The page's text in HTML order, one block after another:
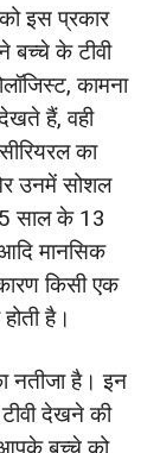
इस प्रकार
बच्चे के टीवी
कामना
हैं, वही
का
उनमें सोशल
साल के 13
मानसिक
किसी एक
है।
नतीजा है। इन
देखने की